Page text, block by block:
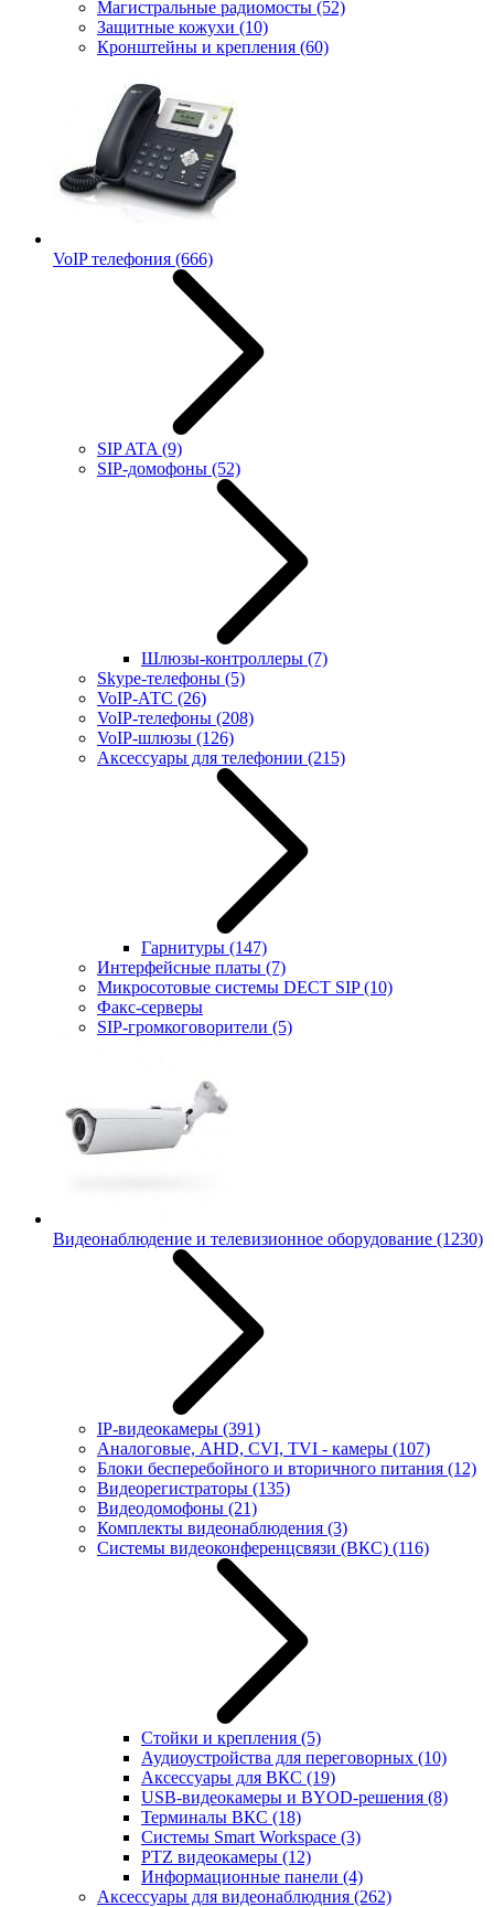
Магистральные радиомосты (52)
Защитные кожухи (10)
Кронштейны и крепления (60)
VoIP телефония (666)
SIP ATA (9)
SIP-домофоны (52)
Шлюзы-контроллеры (7)
Skype-телефоны (5)
VoIP-АТС (26)
VoIP-телефоны (208)
VoIP-шлюзы (126)
Аксессуары для телефонии (215)
Гарнитуры (147)
Интерфейсные платы (7)
Микросотовые системы DECT SIP(10)
Факс-серверы
SIP-громкоговорители (5)
Видеонаблюдение и телевизионное оборудование (1230)
IP-видеокамеры (391)
Аналоговые, AHD, CVI, TVI - камеры (107)
Блоки бесперебойного и вторичного питания (12)
Видеорегистраторы (135)
Видеодомофоны (21)
Комплекты видеонаблюдения (3)
Системы видеоконференцсвязи (ВКС) (116)
Стойки и крепления (5)
Аудиоустройства для переговорных (10)
Аксессуары для ВКС (19)
USB-видеокамеры и BYOD-решения (8)
Терминалы ВКС (18)
Системы Smart Workspace (3)
PTZ видеокамеры (12)
Информационные панели (4)
Аксессуары для видеонаблюдния (262)